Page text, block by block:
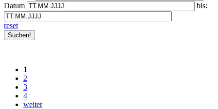
Datum
bis:
reset
1
2
3
4
weiter